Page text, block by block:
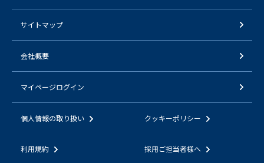
サイトマップ
会社概要
マイページログイン
個人情報の取り扱い クッキーポリシー
利用規約 採用ご担当者様へ